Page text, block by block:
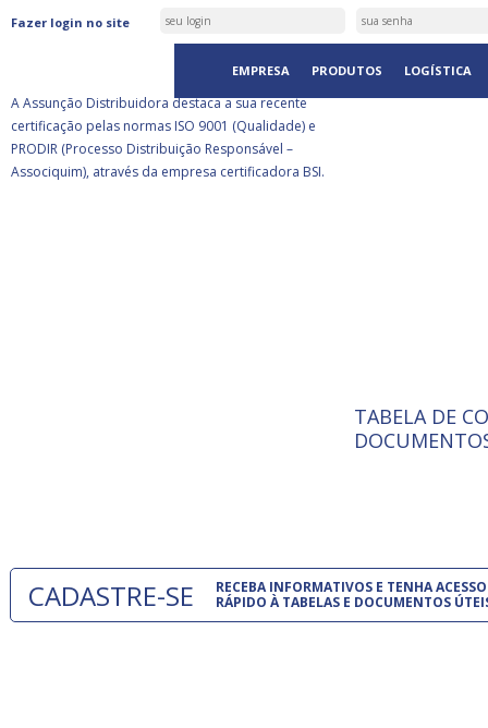
Fazer login no site
EMPRESA PRODUTOS LOGÍSTICA
ASSUNÇÃO DISTRIBUIDORA É
CERTIFICADA PELA BSI
A Assunção Distribuidora destaca a sua recente
certificação pelas normas ISO 9001 (Qualidade) e
PRODIR (Processo Distribuição Responsável –
Associquim), através da empresa certificadora BSI.
ISO 9001:
A
TABELA DE
CADASTRE-SE
RECEBA INFORMATIVOS E TENHA ACESSO
RÁPIDO À TABELAS E DOCUMENTOS